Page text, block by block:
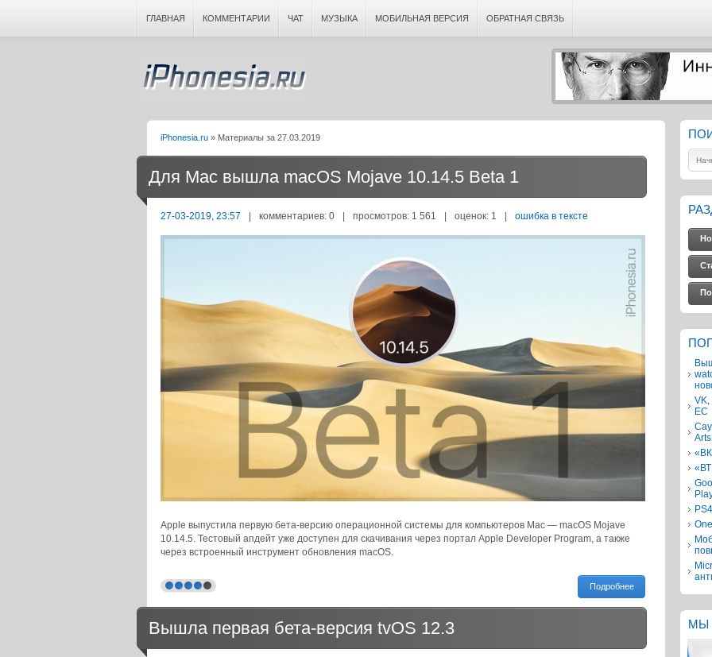
ГЛАВНАЯ КОММЕНТАРИИ ЧАТ МУЗЫКА МОБИЛЬНАЯ ВЕРСИЯ ОБРАТНАЯ СВЯЗЬ
iPhonesia.ru » Материалы за 27.03.2019
Для Mac вышла macOS Mojave 10.14.5 Beta 1
27-03-2019, 23:57 | комментариев: 0 | просмотров: 1 561 | оценок: 1 | ошибка в тексте
Apple выпустила первую бета-версию операционной системы для компьютеров Mac — macOS Mojave
10.14.5. Тестовый апдейт уже доступен для скачивания через портал Apple Developer Program, а также
через встроенный инструмент обновления macOS.
Подробнее
Вышла первая бета-версия tvOS 12.3
VK,
ЕС
Arts
МЫ